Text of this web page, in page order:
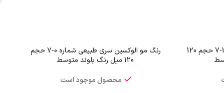
رنگ مو الوکسین سری دودی شماره 1-7 حجم 120
رنگ مو الوکسین سری طبیعی شماره 0-7 حجم
120 میل رنگ بلوند متوسط
محصول موجود است